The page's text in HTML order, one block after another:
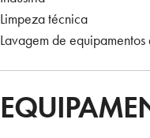
Limpeza técnica
Lavagem de equipamentos